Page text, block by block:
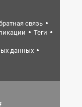
связь
Теги
данных